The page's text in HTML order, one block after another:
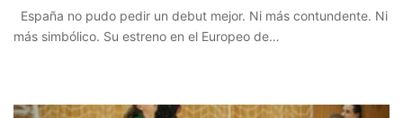
España no pudo pedir un debut mejor. Ni más contundente. Ni
más simbólico. Su estreno en el Europeo de…